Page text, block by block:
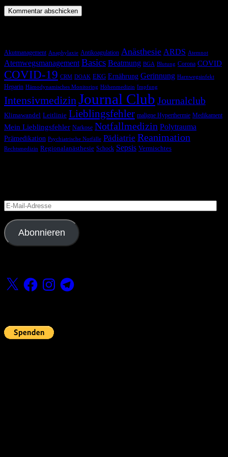
Akutmanagement Anaphylaxie Antikoagulation Anästhesie ARDS Atemnot
Atemwegsmanagement Basics Beatmung BGA Blutung Corona COVID
COVID-19 CRM DOAK EKG Ernährung Gerinnung Harnwegsinfekt
Heparin Hämodynamisches Monitoring Höhenmedizin Impfung
IntensivmedizinJournal Club Journalclub
Klimawandel Leitlinie Lieblingsfehler maligne Hyperthermie Medikament
Mein Lieblingsfehler Narkose Notfallmedizin Polytrauma
Prämedikation Psychiatrische Notfälle Pädiatrie Reanimation
Rechtsmedizin Regionalanästhesie Schock Sepsis Vermischtes
E-
Mail-
Adresse
Abonnieren
X FacebookInstagramTelegram